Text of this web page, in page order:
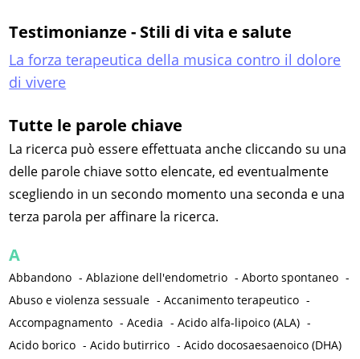
Testimonianze - Stili di vita e salute
La forza terapeutica della musica contro il dolore
di vivere
Tutte le parole chiave
La ricerca può essere effettuata anche cliccando su una
delle parole chiave sotto elencate, ed eventualmente
scegliendo in un secondo momento una seconda e una
terza parola per affinare la ricerca.
A
Abbandono -Ablazione dell'endometrio -Aborto spontaneo -
Abuso e violenza sessuale -Accanimento terapeutico -
Accompagnamento -Acedia -Acido alfa-lipoico (ALA) -
Acido borico -Acido butirrico -Acido docosaesaenoico (DHA)